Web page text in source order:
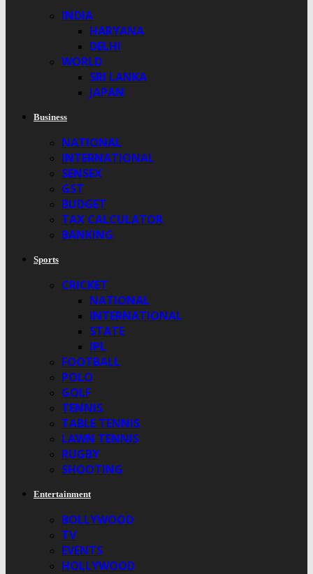
INDIA
HARYANA
DELHI
WORLD
SRI LANKA
JAPAN
Business
NATIONAL
INTERNATIONAL
SENSEX
GST
BUDGET
TAX CALCULATOR
BANKING
Sports
CRICKET
NATIONAL
INTERNATIONAL
STATE
IPL
FOOTBALL
POLO
GOLF
TENNIS
TABLE TENNIS
LAWN TENNIS
RUGBY
SHOOTING
Entertainment
BOLLYWOOD
TV
EVENTS
HOLLYWOOD